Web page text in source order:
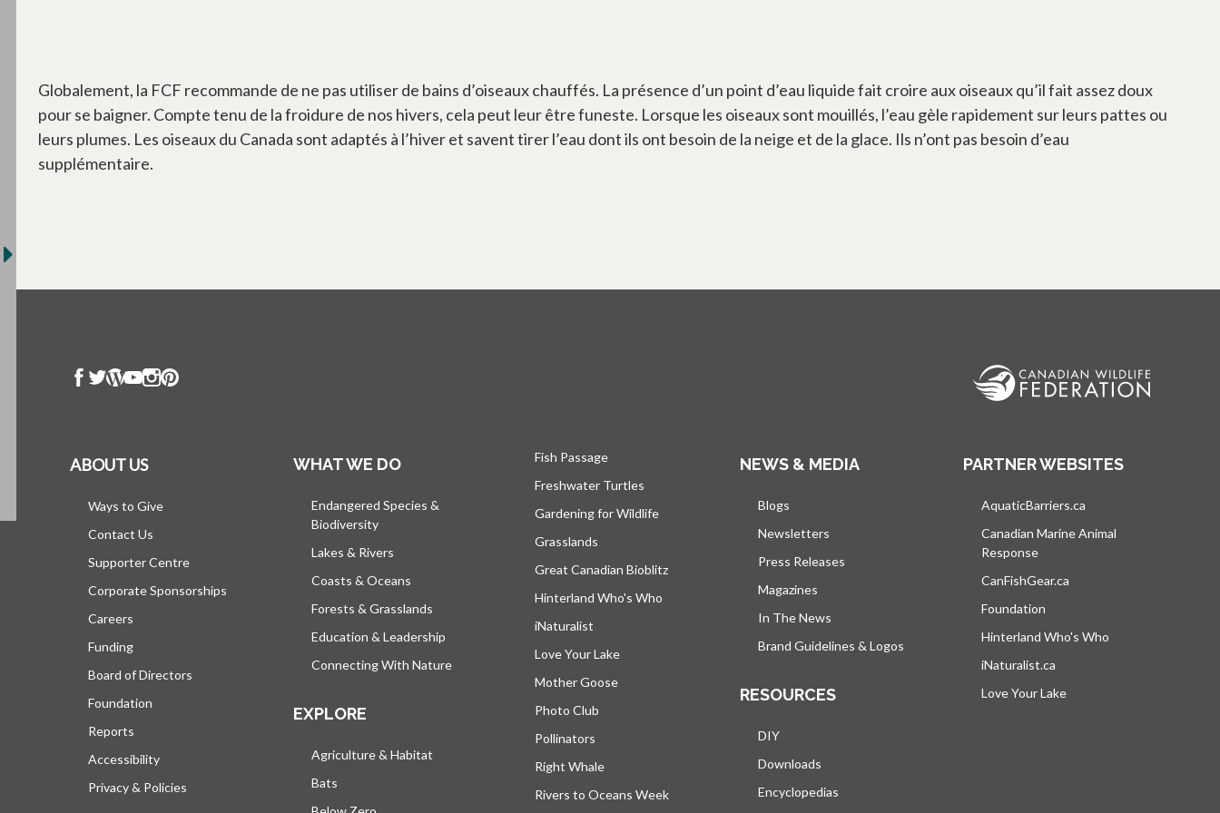
Globalement, la FCF recommande de ne pas utiliser de bains d’oiseaux chauffés. La présence d’un point d’eau liquide fait croire aux oiseaux qu’il fait assez doux
pour se baigner. Compte tenu de la froidure de nos hivers, cela peut leur être funeste. Lorsque les oiseaux sont mouillés, l’eau gèle rapidement sur leurs pattes ou
leurs plumes. Les oiseaux du Canada sont adaptés à l’hiver et savent tirer l’eau dont ils ont besoin de la neige et de la glace. Ils n’ont pas besoin d’eau
supplémentaire.
ABOUT US
Ways to Give
Contact Us
Supporter Centre
Corporate Sponsorships
Careers
Funding
Board of Directors
Foundation
Reports
Accessibility
Privacy & Policies
WHAT WE DO
Endangered Species &
Biodiversity
Lakes & Rivers
Coasts & Oceans
Forests & Grasslands
Education & Leadership
Connecting With Nature
EXPLORE
Agriculture & Habitat
Bats
Fish Passage
Freshwater Turtles
Gardening for Wildlife
Grasslands
Great Canadian Bioblitz
Hinterland Who's Who
iNaturalist
Love Your Lake
Mother Goose
Photo Club
Pollinators
Right Whale
Rivers to Oceans Week
NEWS & MEDIA
Blogs
Newsletters
Press Releases
Magazines
In The News
Brand Guidelines & Logos
RESOURCES
DIY
Downloads
Encyclopedias
PARTNER WEBSITES
AquaticBarriers.ca
Canadian Marine Animal
Response
CanFishGear.ca
Foundation
Hinterland Who's Who
iNaturalist.ca
Love Your Lake